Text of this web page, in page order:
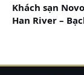
+ Phòng The
Khách sạn
Han River –